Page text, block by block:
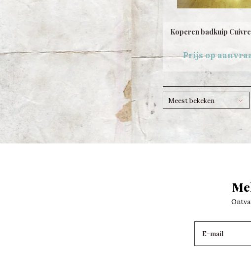
Koperen badkuip Cuivre
Prijs op
Meest bekeken